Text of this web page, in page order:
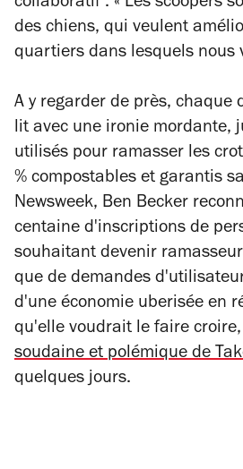
collaboratif : « Les scoopers
des chiens, qui veulent
quartiers dans lesquels nous
A y regarder de près, chaque
lit avec une ironie mordante,
utilisés pour ramasser les
% compostables et garantis
Newsweek, Ben Becker
centaine d'inscriptions de
souhaitant devenir
que de demandes
d'une économie uberisée en
qu'elle voudrait le faire
soudaine et polémique de
quelques jours.